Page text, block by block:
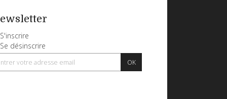
S'inscrire
Se désinscrire